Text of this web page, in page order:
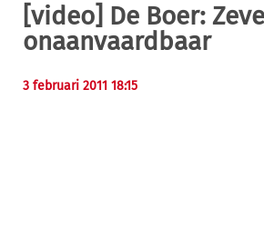
[video] De Boer:
onaanvaardbaar
3 februari 2011 18:15